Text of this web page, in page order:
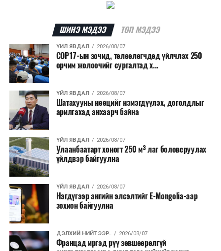
Мөн Нийслэлийн иргэдийн Төлөөлөгчдийн Хурлын
2025 оны 25/01 дүгээр тогтоолоор баталсан “Төр,
хувийн хэвшлийн түншлэлээр нийслэлд хэрэгжүүлэх
төслийн жагсаалт”-д лаг хатааж, шатаах үйлдвэр
барих төслийг төр, хувийн хэвшлийн түншлэлийн
хэлбэрээр хэрэгжүүлэхээр тусгажээ.
Лаг хатаах, шатаах технологи нь бохир ус цэвэрлэх
байгууламжаас гардаг лагийг байгаль орчинд аюулгүй
аргаар боловсруулж, эзлэхүүнийг эрс бууруулах
зориулалттай. Лагийг өндөр температурт шатааснаар
эзлэхүүн нь 90 хүртэл хувиар буурч, бактери, вирус
болон бусад өвчин үүсгэгч бичил биетнийг устгах
боломжтой.
Түүнчлэн шаталтын явцад үүсэх дулааныг цахилгаан
болон дулааны эрчим хүч үйлдвэрлэхэд ашиглаж
болдог. Зарим технологийн хувьд шаталтын дараа
үлдэх үнснээс фосфор зэрэг ашигт эрдсийг сэргээн
ШИНЭ МЭДЭЭ ТОП МЭДЭЭ
ҮЙЛ ЯВДАЛ 2026/08/07
COP17-ын зочид, төлөөлөгчдөд үйлчлэх 250
орчим жолоочийг сургалтад х...
ҮЙЛ ЯВДАЛ 2026/08/07
Шатахууны нөөцийг нэмэгдүүлэх, доголдлыг
арилгахад анхаарч байна
ҮЙЛ ЯВДАЛ 2026/08/07
Улаанбаатарт хоногт 250 м³ лаг боловсруулах
үйлдвэр байгуулна
ҮЙЛ ЯВДАЛ 2026/08/07
Нэгдүгээр ангийн элсэлтийг E-Mongolia-аар
зохион байгуулна
ДЭЛХИЙ НИЙТЭЭР.. 2026/08/07
Францад иргэд рүү зөвшөөрөлгүй